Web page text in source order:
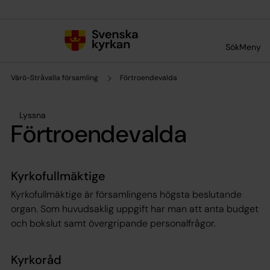
SökMeny
Värö-Stråvalla församling Förtroendevalda
Lyssna
Förtroendevalda
Kyrkofullmäktige
Kyrkofullmäktige är församlingens högsta beslutande
organ. Som huvudsaklig uppgift har man att anta budget
och bokslut samt övergripande personalfrågor.
Kyrkoråd